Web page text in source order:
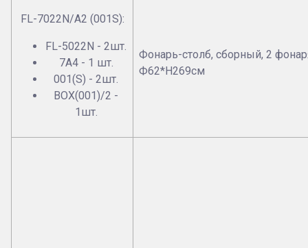
FL-7022N/А2 (001S):
FL-5022N - 2шт.
7А4 - 1 шт.
001(S) - 2шт.
BOX(001)/2 -
1шт.
Фонарь-столб, сборный, 2
Ф62*Н269см